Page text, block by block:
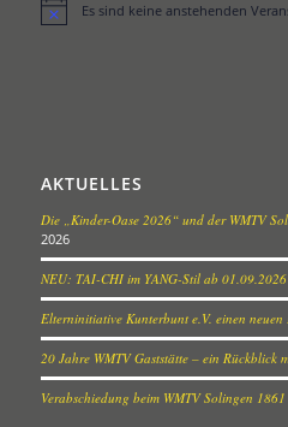
HinweisEs sind keine anstehenden
AKTUELLES
Die „Kinder-Oase 2026“ und der WMTV
2026
NEU: TAI-CHI im YANG-Stil ab 01.09.2026
Elterninitiative Kunterbunt e.V. einen
20 Jahre WMTV Gaststätte – ein Rückblick
Verabschiedung beim WMTV Solingen 1861